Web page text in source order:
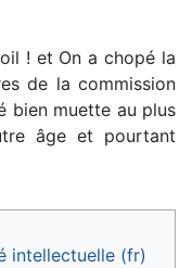
! et On a chopé la
de la commission
bien muette au plus
âge et pourtant
intellectuelle (fr)